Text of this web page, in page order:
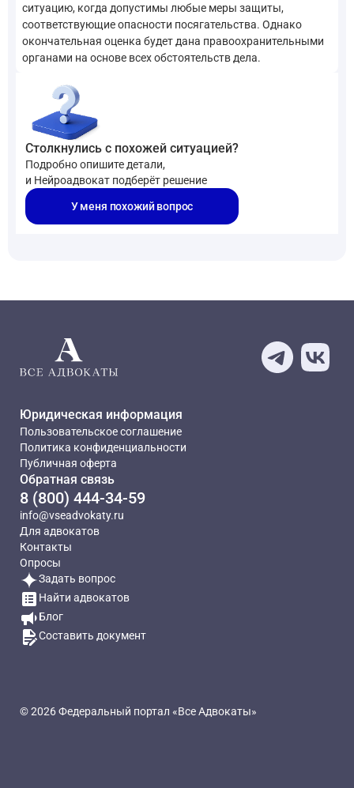
ситуацию, когда допустимы любые меры защиты,
соответствующие опасности посягательства. Однако
окончательная оценка будет дана правоохранительными
органами на основе всех обстоятельств дела.
Столкнулись с похожей ситуацией?
Подробно опишите детали,
и Нейроадвокат подберёт решение
У меня похожий вопрос
Юридическая информация
Пользовательское соглашение
Политика конфиденциальности
Публичная оферта
Обратная связь
8 (800) 444-34-59
info@vseadvokaty.ru
Для адвокатов
Контакты
Опросы
Задать вопрос
Найти адвокатов
Блог
Составить документ
© 2026 Федеральный портал «Все Адвокаты»